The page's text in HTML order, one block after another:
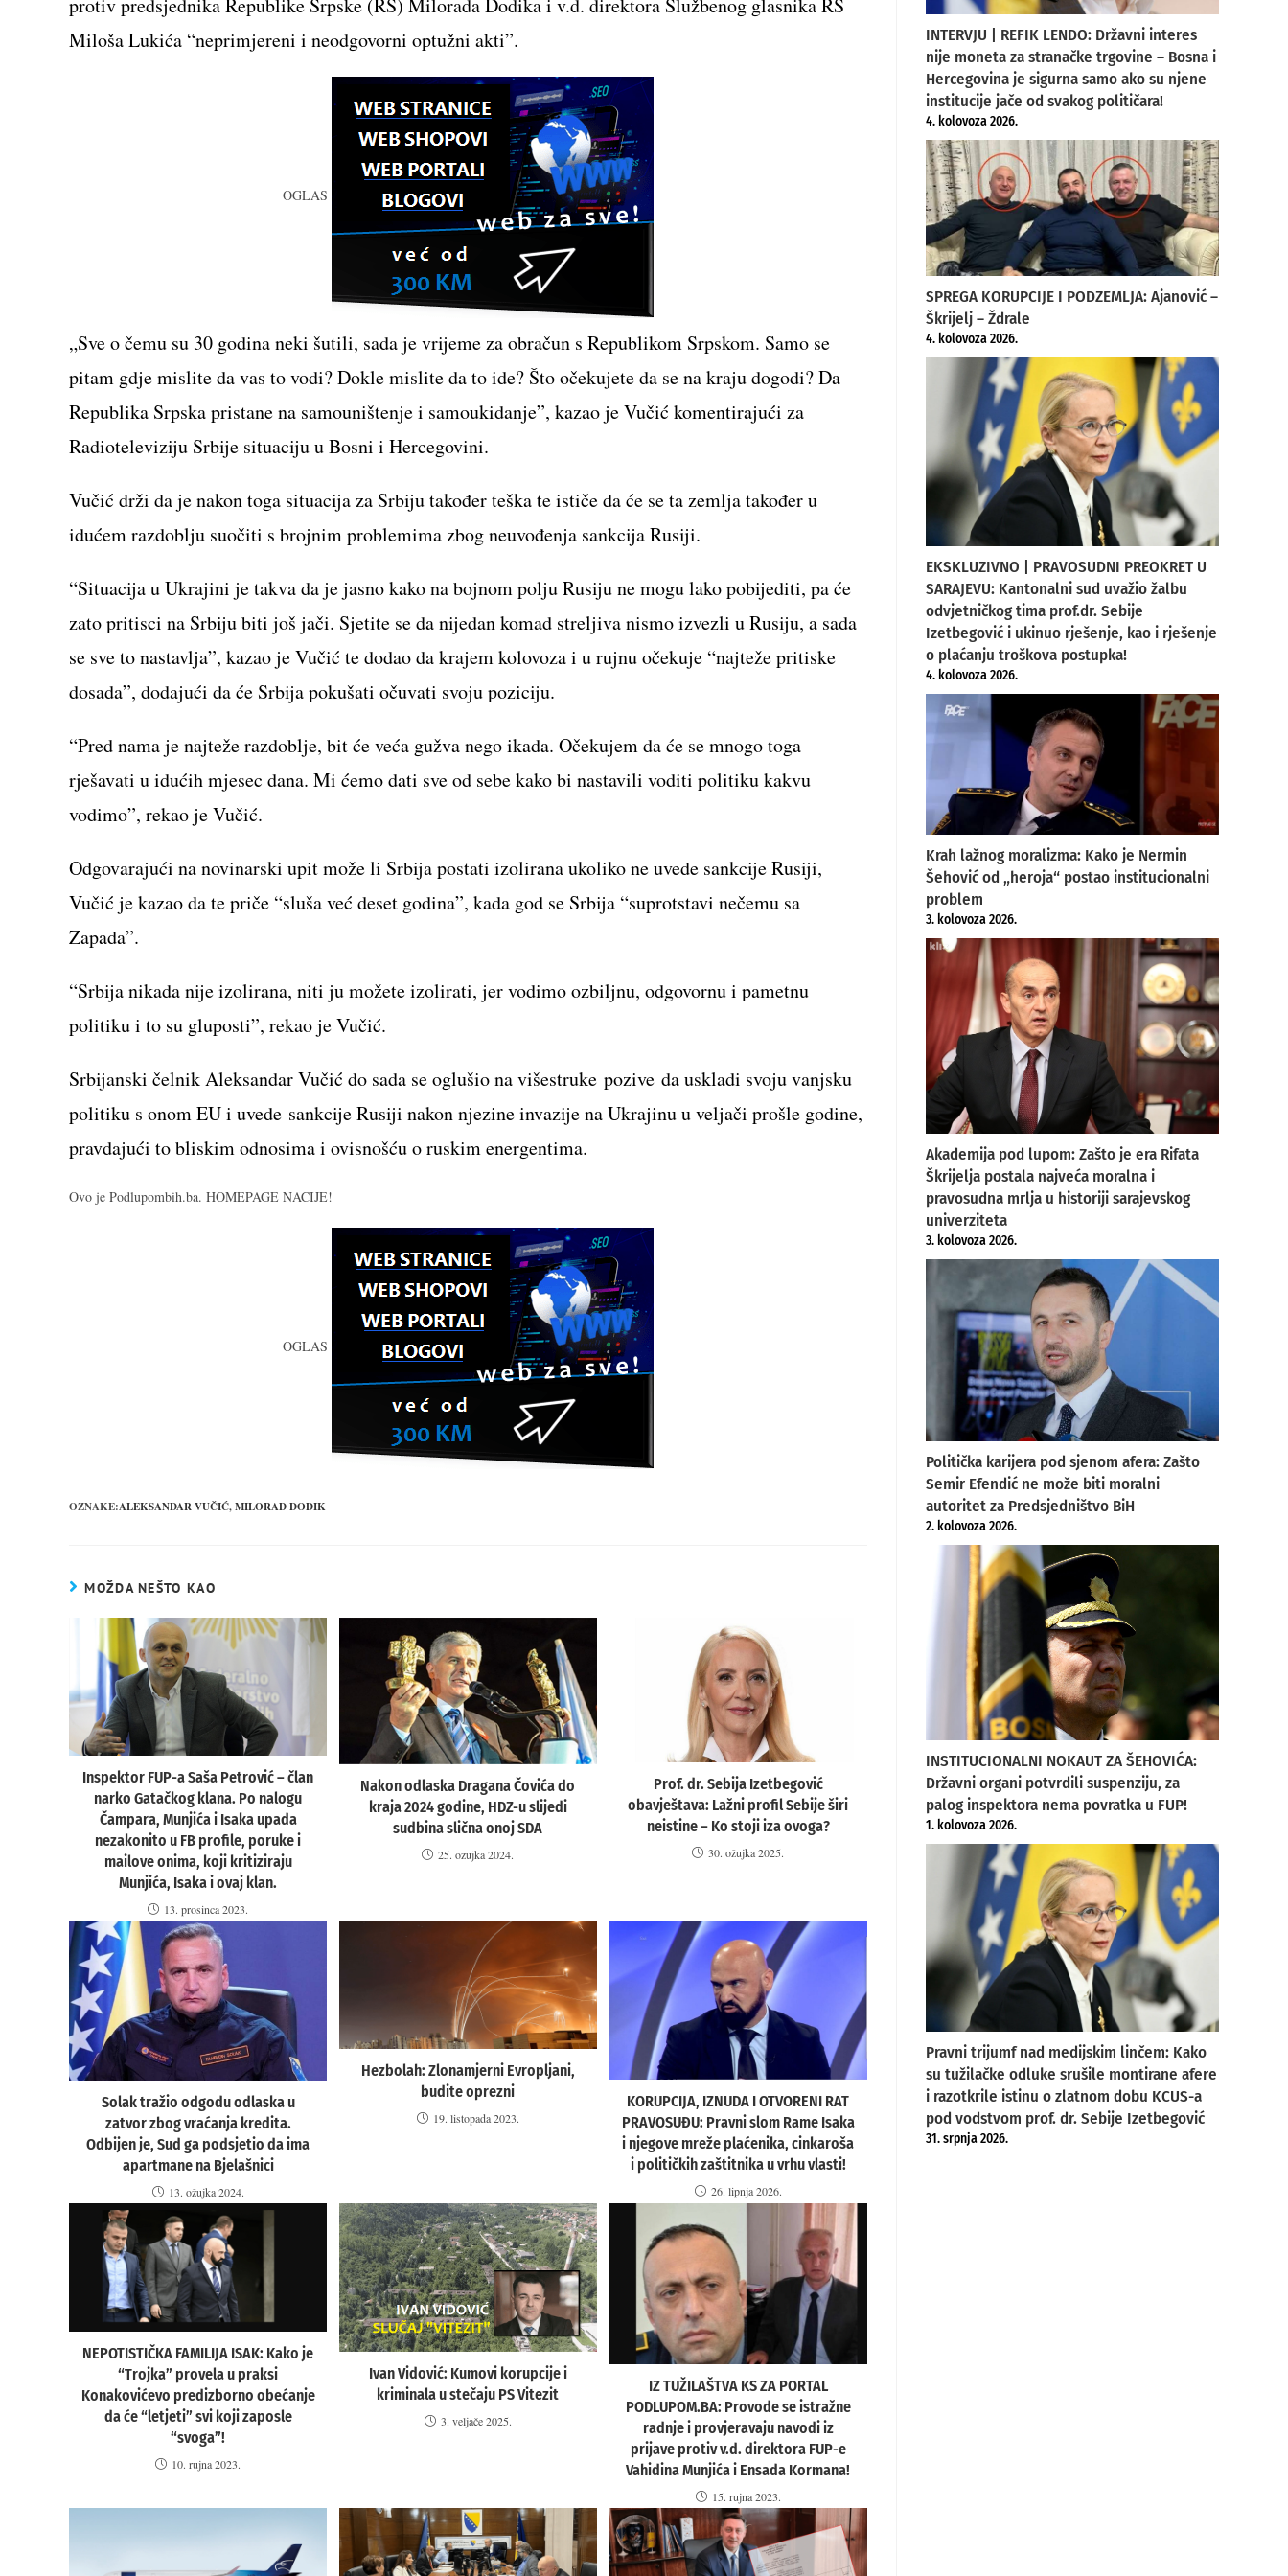
Miloša Lukića “neprimjereni i neodgovorni optužni akti”.
OGLAS
„Sve o čemu su 30 godina neki šutili, sada je vrijeme za obračun s Republikom Srpskom. Samo se
pitam gdje mislite da vas to vodi? Dokle mislite da to ide? Što očekujete da se na kraju dogodi? Da
Republika Srpska pristane na samouništenje i samoukidanje”, kazao je Vučić komentirajući za
Radioteleviziju Srbije situaciju u Bosni i Hercegovini.
Vučić drži da je nakon toga situacija za Srbiju također teška te ističe da će se ta zemlja također u
idućem razdoblju suočiti s brojnim problemima zbog neuvođenja sankcija Rusiji.
“Situacija u Ukrajini je takva da je jasno kako na bojnom polju Rusiju ne mogu lako pobijediti, pa će
zato pritisci na Srbiju biti još jači. Sjetite se da nijedan komad streljiva nismo izvezli u Rusiju, a sada
se sve to nastavlja”, kazao je Vučić te dodao da krajem kolovoza i u rujnu očekuje “najteže pritiske
dosada”, dodajući da će Srbija pokušati očuvati svoju poziciju.
“Pred nama je najteže razdoblje, bit će veća gužva nego ikada. Očekujem da će se mnogo toga
rješavati u idućih mjesec dana. Mi ćemo dati sve od sebe kako bi nastavili voditi politiku kakvu
vodimo”, rekao je Vučić.
Odgovarajući na novinarski upit može li Srbija postati izolirana ukoliko ne uvede sankcije Rusiji,
Vučić je kazao da te priče “sluša već deset godina”, kada god se Srbija “suprotstavi nečemu sa
Zapada”.
“Srbija nikada nije izolirana, niti ju možete izolirati, jer vodimo ozbiljnu, odgovornu i pametnu
politiku i to su gluposti”, rekao je Vučić.
Srbijanski čelnik Aleksandar Vučić do sada se oglušio na višestruke pozive da uskladi svoju vanjsku
politiku s onom EU i uvede sankcije Rusiji nakon njezine invazije na Ukrajinu u veljači prošle godine,
pravdajući to bliskim odnosima i ovisnošću o ruskim energentima.
Ovo je Podlupombih.ba. HOMEPAGE NACIJE!
OGLAS
OZNAKE:ALEKSANDAR VUČIĆ,MILORAD DODIK
MOŽDA NEŠTO KAO
Inspektor FUP-a Saša Petrović – član
narko Gatačkog klana. Po nalogu
Čampara, Munjića i Isaka upada
nezakonito u FB profile, poruke i
mailove onima, koji kritiziraju
Munjića, Isaka i ovaj klan.
13. prosinca 2023.
Nakon odlaska Dragana Čovića do
kraja 2024 godine, HDZ-u slijedi
sudbina slična onoj SDA
25. ožujka 2024.
Prof. dr. Sebija Izetbegović
obavještava: Lažni profil Sebije širi
neistine – Ko stoji iza ovoga?
30. ožujka 2025.
Solak tražio odgodu odlaska u
zatvor zbog vraćanja kredita.
Odbijen je, Sud ga podsjetio da ima
apartmane na Bjelašnici
13. ožujka 2024.
Hezbolah: Zlonamjerni Evropljani,
budite oprezni
19. listopada 2023.
KORUPCIJA, IZNUDA I OTVORENI RAT
PRAVOSUĐU: Pravni slom Rame Isaka
i njegove mreže plaćenika, cinkaroša
i političkih zaštitnika u vrhu vlasti!
26. lipnja 2026.
NEPOTISTIČKA FAMILIJA ISAK: Kako je
“Trojka” provela u praksi
Konakovićevo predizborno obećanje
da će “letjeti” svi koji zaposle
“svoga”!
10. rujna 2023.
Ivan Vidović: Kumovi korupcije i
kriminala u stečaju PS Vitezit
3. veljače 2025.
IZ TUŽILAŠTVA KS ZA PORTAL
PODLUPOM.BA: Provode se istražne
radnje i provjeravaju navodi iz
prijave protiv v.d. direktora FUP-e
Vahidina Munjića i Ensada Kormana!
15. rujna 2023.
INTERVJU | REFIK LENDO: Državni interes
nije moneta za stranačke trgovine – Bosna i
Hercegovina je sigurna samo ako su njene
institucije jače od svakog političara!
4. kolovoza 2026.
SPREGA KORUPCIJE I PODZEMLJA: Ajanović –
Škrijelj – Ždrale
4. kolovoza 2026.
EKSKLUZIVNO | PRAVOSUDNI PREOKRET U
SARAJEVU: Kantonalni sud uvažio žalbu
odvjetničkog tima prof.dr. Sebije
Izetbegović i ukinuo rješenje, kao i rješenje
o plaćanju troškova postupka!
4. kolovoza 2026.
Krah lažnog moralizma: Kako je Nermin
Šehović od „heroja“ postao institucionalni
problem
3. kolovoza 2026.
Akademija pod lupom: Zašto je era Rifata
Škrijelja postala najveća moralna i
pravosudna mrlja u historiji sarajevskog
univerziteta
3. kolovoza 2026.
Politička karijera pod sjenom afera: Zašto
Semir Efendić ne može biti moralni
autoritet za Predsjedništvo BiH
2. kolovoza 2026.
INSTITUCIONALNI NOKAUT ZA ŠEHOVIĆA:
Državni organi potvrdili suspenziju, za
palog inspektora nema povratka u FUP!
1. kolovoza 2026.
Pravni trijumf nad medijskim linčem: Kako
su tužilačke odluke srušile montirane afere
i razotkrile istinu o zlatnom dobu KCUS-a
pod vodstvom prof. dr. Sebije Izetbegović
31. srpnja 2026.